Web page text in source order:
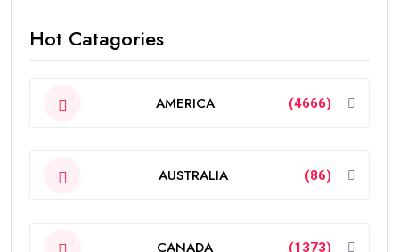
Hot Catagories
AMERICA (4666)
AUSTRALIA (86)
CANADA (1373)